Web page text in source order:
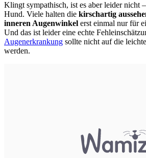
Klingt sympathisch, ist es aber leider nicht
Hund. Viele halten die kirschartig
inneren Augenwinkel erst einmal nur für
Und das ist leider eine echte
Augenerkrankung sollte nicht auf die
werden.